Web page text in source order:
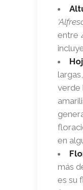
entre
verde
en
más
es su